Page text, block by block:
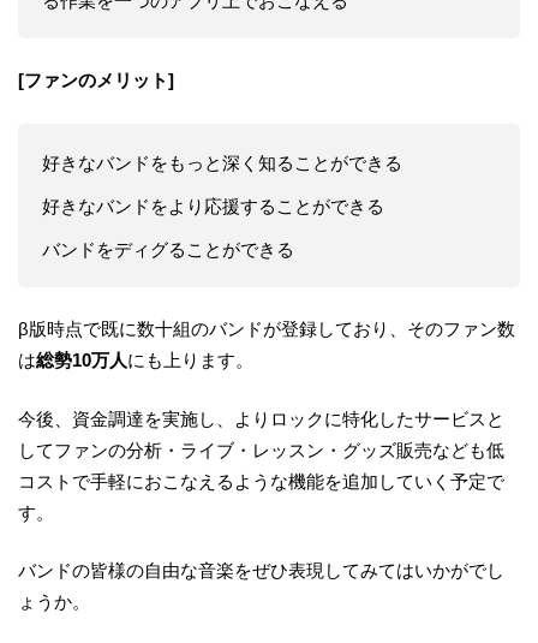
[ファンのメリット]
好きなバンドをもっと深く知ることができる
好きなバンドをより応援することができる
バンドをディグることができる
β版時点で既に数十組のバンドが登録しており、そのファン数
は総勢10万人にも上ります。
今後、資金調達を実施し、よりロックに特化したサービスと
してファンの分析・ライブ・レッスン・グッズ販売なども低
コストで手軽におこなえるような機能を追加していく予定で
す。
バンドの皆様の自由な音楽をぜひ表現してみてはいかがでし
ょうか。